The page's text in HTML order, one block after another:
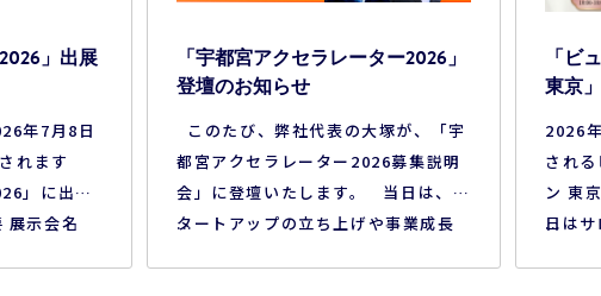
」出展
年7月8日
れます
」に出展
展示会名
「宇都宮アクセラレーター2026」
登壇のお知らせ
このたび、弊社代表の大塚が、「宇
都宮アクセラレーター2026募集説明
会」に登壇いたします。 当日は、ス
タートアップの立ち上げや事業成長
「ビ
東京
2026
され
ン 東
日は